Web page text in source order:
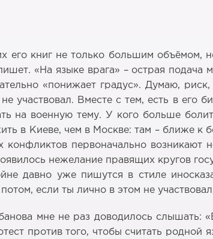
его книг не только большим
«На языке врага» – острая
«понижает градус». Думаю,
участвовал. Вместе с тем, есть в
на военную тему. У кого больше
в Киеве, чем в Москве: там – ближе к
первоначально
нежелание правящих кругов
давно уже пишутся в стиле
если ты лично в этом не
мне не раз доводилось слышать:
против того, чтобы считать родной